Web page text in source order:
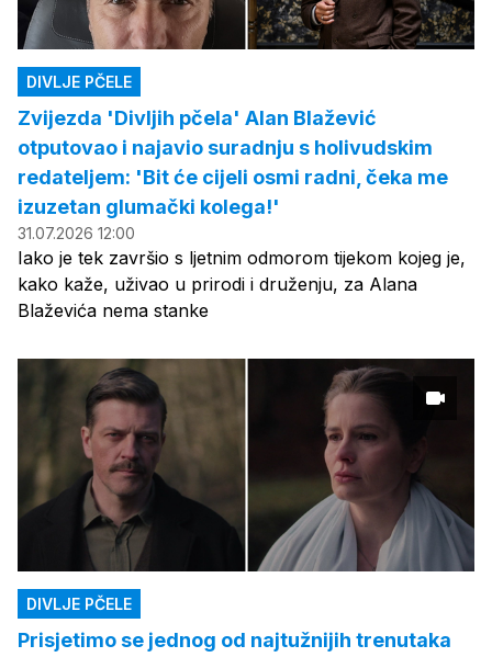
DIVLJE PČELE
Zvijezda 'Divljih pčela' Alan Blažević
otputovao i najavio suradnju s holivudskim
redateljem: 'Bit će cijeli osmi radni, čeka me
izuzetan glumački kolega!'
31.07.2026 12:00
Iako je tek završio s ljetnim odmorom tijekom kojeg je,
kako kaže, uživao u prirodi i druženju, za Alana
Blaževića nema stanke
DIVLJE PČELE
Prisjetimo se jednog od najtužnijih trenutaka